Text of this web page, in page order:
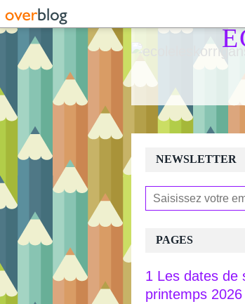
NEWSLETTER
PAGES
1 Les dates de
printemps 2026